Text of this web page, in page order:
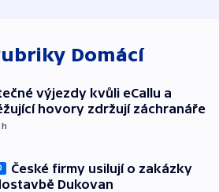
Domácí
výjezdy kvůli eCallu a
hovory zdržují záchranáře
h
České firmy usilují o zakázky
Dukovan